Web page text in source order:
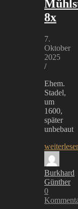
8x
7.
Oktober
2025
/
Ehem.
Stadel,
um
1600,
später
unbebaut
Burkhard
Günther
0